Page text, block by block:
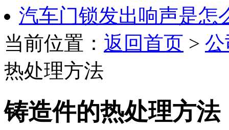
汽车门锁发出响声是怎
当前位置： 返回首页 >
热处理方法
铸造件的热处理方法